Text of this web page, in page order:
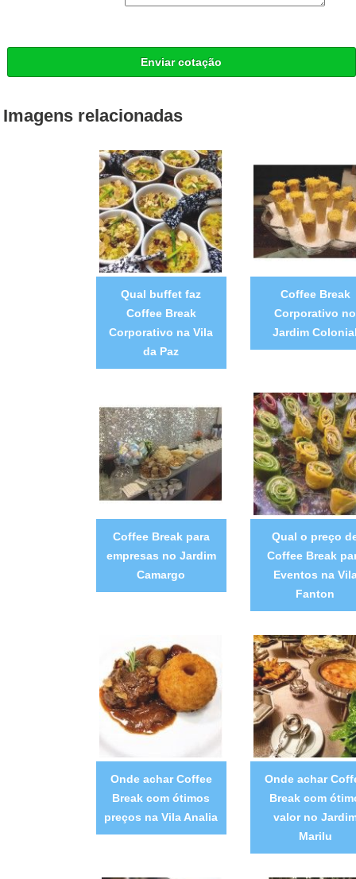
Enviar cotação
Imagens relacionadas
Qual buffet faz
Coffee Break
Corporativo na Vila
da Paz
Coffee Break
Corporativo no
Jardim
Coffee Break para
empresas no Jardim
Camargo
Qual o preço
Coffee Break
Eventos na
Fanton
Onde achar Coffee
Break com ótimos
preços na Vila Analia
Onde achar
Break com
valor no
Marilu